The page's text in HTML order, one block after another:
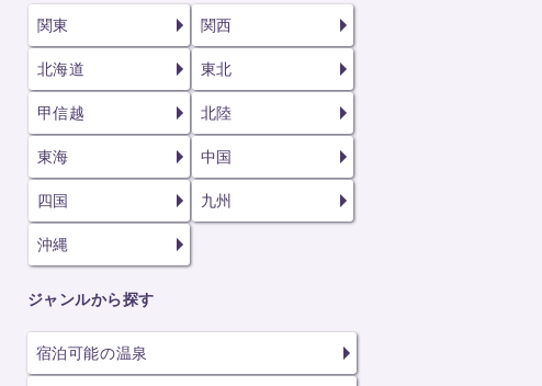
関東 関西
北海道 東北
甲信越 北陸
東海 中国
四国 九州
沖縄
ジャンルから探す
宿泊可能の温泉